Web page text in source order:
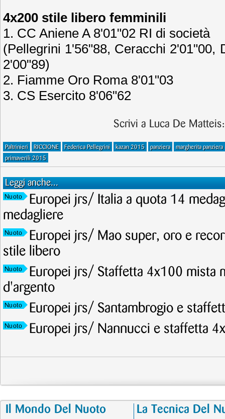
4x200 stile libero femminili
1. CC Aniene A 8'01"02 RI di società
(Pellegrini 1'56"88, Ceracchi 2'01"00,
2'00"89)
2. Fiamme Oro Roma 8'01"03
3. CS Esercito 8'06"62
Scrivi a Luca De
Paltrinieri RICCIONE Federica Pellegrini kazan 2015 panziera
margherita panziera
primaverili 2015
Leggi anche...
Nuoto
Europei jrs/ Italia a quota 14
medagliere
Nuoto
Europei jrs/ Mao super, oro e
stile libero
Nuoto
Europei jrs/ Staffetta 4x100 mista
d'argento
Nuoto Europei jrs/ Santambrogio e
Nuoto Europei jrs/ Nannucci e staffetta
Il Mondo Del Nuoto La Tecnica Del